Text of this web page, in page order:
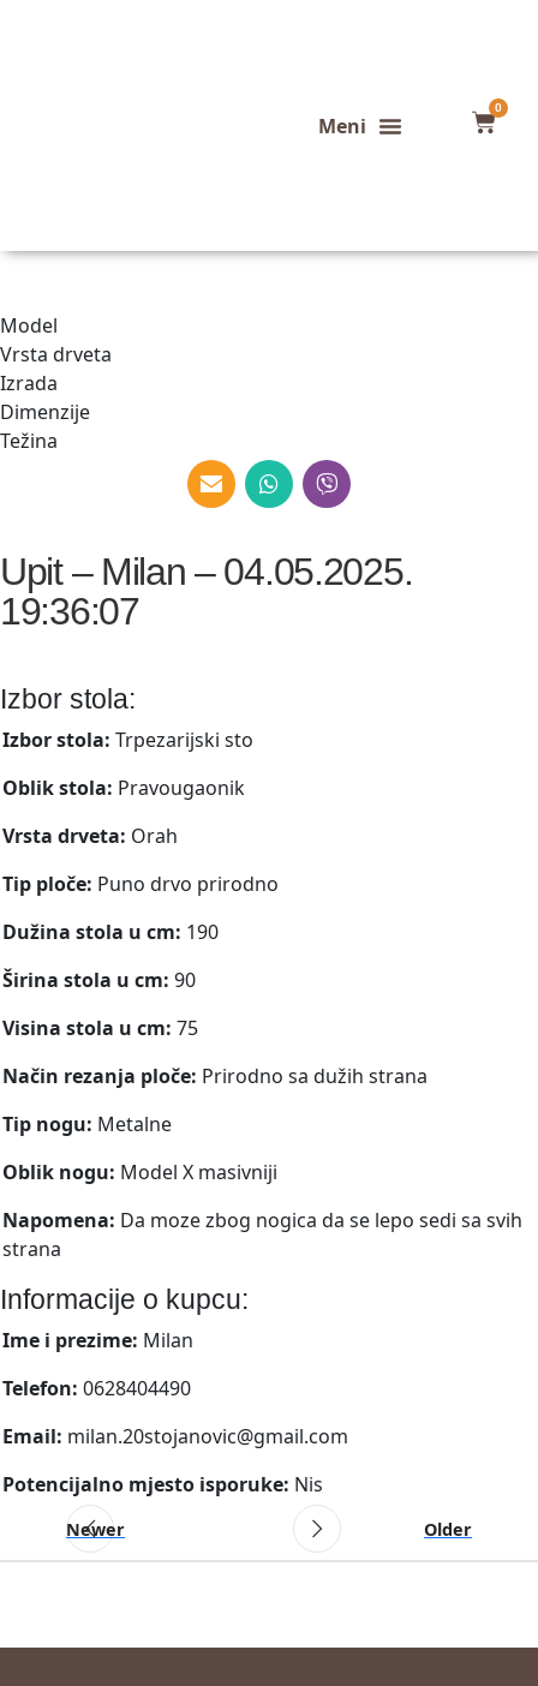
0
Model
Vrsta drveta
Izrada
Dimenzije
Težina
Upit – Milan – 04.05.2025.
19:36:07
Izbor stola:
Izbor stola: Trpezarijski sto
Oblik stola: Pravougaonik
Vrsta drveta: Orah
Tip ploče: Puno drvo prirodno
Dužina stola u cm: 190
Širina stola u cm: 90
Visina stola u cm: 75
Način rezanja ploče: Prirodno sa dužih strana
Tip nogu: Metalne
Oblik nogu: Model X masivniji
Napomena: Da moze zbog nogica da se lepo sedi sa svih
strana
Informacije o kupcu:
Ime i prezime: Milan
Telefon: 0628404490
Email: milan.20stojanovic@gmail.com
Potencijalno mjesto isporuke: Nis
Newer Older